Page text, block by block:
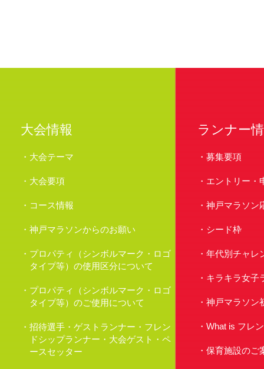
大会情報
大会テーマ
大会要項
コース情報
神戸マラソンからのお願い
プロパティ（シンボルマーク・ロゴ
タイプ等）の使用区分について
プロパティ（シンボルマーク・ロゴ
タイプ等）のご使用について
招待選手・ゲストランナー・フレン
ドシップランナー・大会ゲスト・ペ
ースセッター
ランナー
募集要項
エントリー・
神戸マラソン
シード枠
年代別チャレ
キラキラ女子
神戸マラソン
What is フレ
保育施設のご